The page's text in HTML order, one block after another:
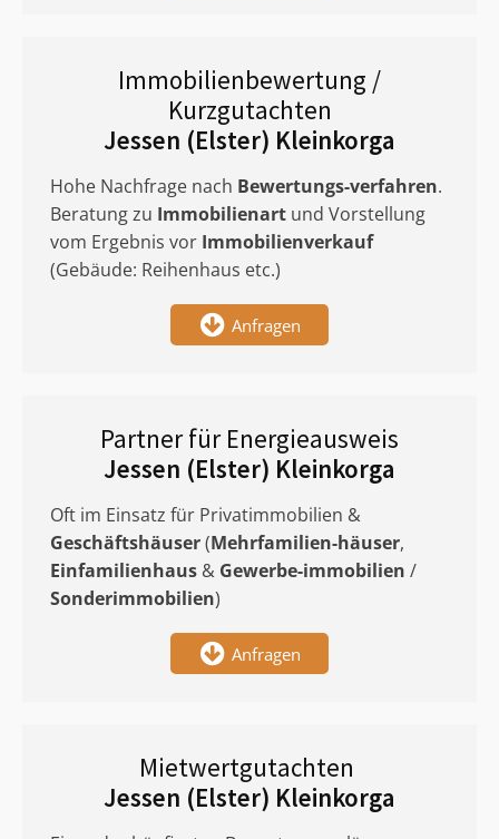
Immobilienbewertung /
Kurzgutachten
Jessen (Elster) Kleinkorga
Hohe Nachfrage nach Bewertungs-verfahren.
Beratung zu Immobilienart und Vorstellung
vom Ergebnis vor Immobilienverkauf
(Gebäude: Reihenhaus etc.)
Anfragen
Partner für Energieausweis
Jessen (Elster) Kleinkorga
Oft im Einsatz für Privatimmobilien &
Geschäftshäuser(Mehrfamilien-häuser,
Einfamilienhaus & Gewerbe-immobilien /
Sonderimmobilien)
Anfragen
Mietwertgutachten
Jessen (Elster) Kleinkorga